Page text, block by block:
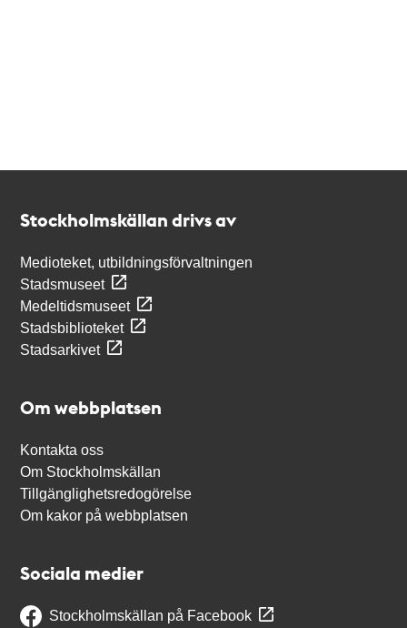
Stockholmskällan drivs av
Medioteket, utbildningsförvaltningen
Stadsmuseet
Medeltidsmuseet
Stadsbiblioteket
Stadsarkivet
Om webbplatsen
Kontakta oss
Om Stockholmskällan
Tillgänglighetsredogörelse
Om kakor på webbplatsen
Sociala medier
Stockholmskällan på Facebook